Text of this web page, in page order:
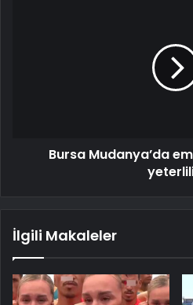
Bursa Mudanya’da
İlgili Makaleler